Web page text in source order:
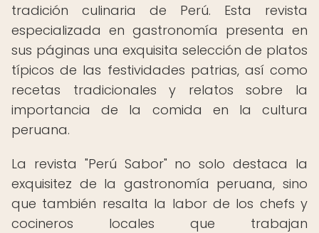
tradición culinaria de Perú. Esta revista
especializada en gastronomía presenta en
sus páginas una exquisita selección de platos
típicos de las festividades patrias, así como
recetas tradicionales y relatos sobre la
importancia de la comida en la cultura
peruana.
La revista "Perú Sabor" no solo destaca la
exquisitez de la gastronomía peruana, sino
que también resalta la labor de los chefs y
cocineros locales que trabajan